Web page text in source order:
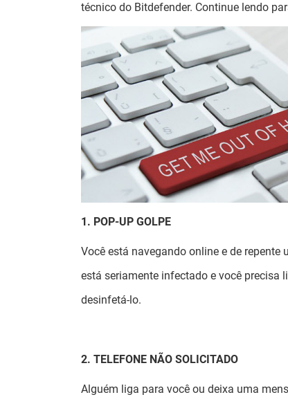
técnico do Bitdefender. Continue lendo
1. POP-UP GOLPE
Você está navegando online e de
está seriamente infectado e você precisa
desinfetá-lo.
2. TELEFONE NÃO SOLICITADO
Alguém liga para você ou deixa uma